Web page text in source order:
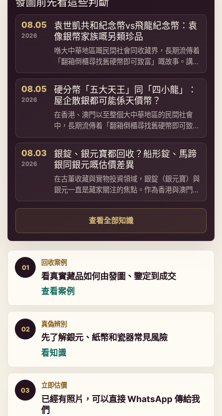
08.05
2026
袁世凱共和紀念幣vs飛龍紀念幣：袁
像銀幣家族嘅另類珍品
喺大中華地區嘅民間社會同收藏界，長期流傳着
「翻箱倒櫃尋找舊硬幣即可致富」嘅故事。講到
近代機制幣，相信絕大多數人最熟悉嘅，莫過於
俗稱「袁大頭」嘅袁世凱像...
08.05
2026
硬分幣「五大天王」同「四小龍」：
屋企散銀都可能係天價幣？
在香港、澳門以至整個大中華地區的民間社會
中，長期流傳着「翻箱倒櫃尋找舊硬幣即可致
富」的都市傳說。諸如「集齊五朵金花（五大天
王）可獲利萬元」等消息，不時...
08.03
2026
銀錠、銀元寶都回收？船形錠、馬蹄
銀同銀元嘅估價差異
在古董收藏與實物投資領域，銀錠（銀元寶）與
銀元一直是藏家關注的焦點。作為香港與澳門領
先的專業回收商，**「古金鑒寶」**經常收到客
戶查詢：「家傳的船形...
查看全部知識
01
回收案例
看真實藏品如何由發圖、鑒定到成交
查看案例
02
真偽辨別
先了解銀元、紙幣和瓷器常見風險
看知識
03
立即估價
已經有照片，可以直接 WhatsApp 傳給我
們